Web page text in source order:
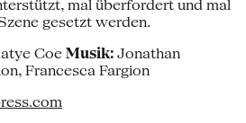
mal überfordert und mal
gesetzt werden.
Coe Musik: Jonathan
Francesca Fargion